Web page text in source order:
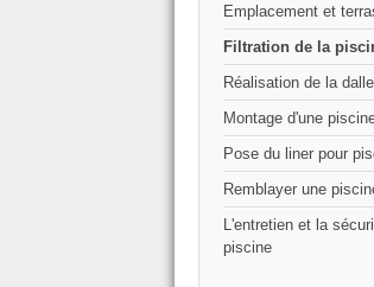
Emplacement et
Filtration de la
Réalisation de la
Montage d'une
Pose du liner pour
Remblayer une
L'entretien et la
piscine